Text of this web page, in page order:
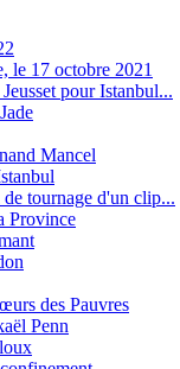
le 17 octobre 2021
pour Istanbul...
Mancel
tournage d'un clip...
Province
des Pauvres
Penn